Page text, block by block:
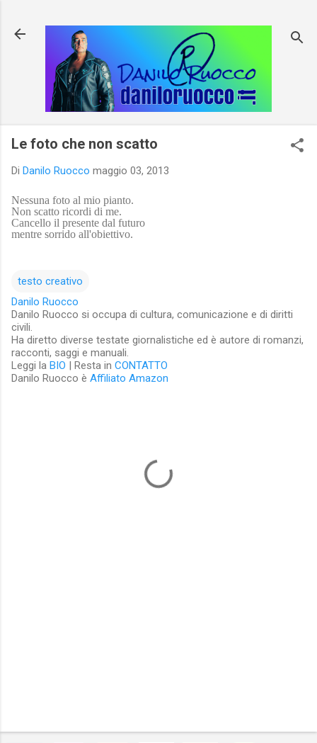
Le foto che non scatto
Di Danilo Ruocco maggio 03, 2013
Nessuna foto al mio pianto.
Non scatto ricordi di me.
Cancello il presente dal futuro
mentre sorrido all'obiettivo.
testo creativo
Danilo Ruocco
Danilo Ruocco si occupa di cultura, comunicazione e di diritti
civili.
Ha diretto diverse testate giornalistiche ed è autore di romanzi,
racconti, saggi e manuali.
Leggi la BIO | Resta in CONTATTO
Danilo Ruocco è Affiliato Amazon